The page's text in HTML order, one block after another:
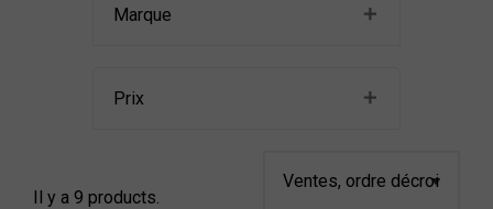
Marque
Prix
Il y a 9 products.